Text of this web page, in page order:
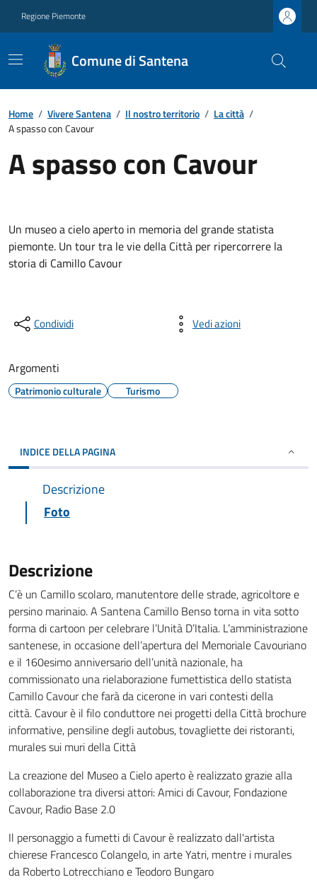
Regione Piemonte
Comune di Santena
Home / Vivere Santena / Il nostro territorio / La città /
A spasso con Cavour
A spasso con Cavour
Un museo a cielo aperto in memoria del grande statista
piemonte. Un tour tra le vie della Città per ripercorrere la
storia di Camillo Cavour
Condividi Vedi azioni
Argomenti
Patrimonio culturale Turismo
INDICE DELLA PAGINA
Descrizione
Foto
Descrizione
C’è un Camillo scolaro, manutentore delle strade, agricoltore e
persino marinaio. A Santena Camillo Benso torna in vita sotto
forma di cartoon per celebrare l’Unità D’Italia. L’amministrazione
santenese, in occasione dell’apertura del Memoriale Cavouriano
e il 160esimo anniversario dell’unità nazionale, ha
commissionato una rielaborazione fumettistica dello statista
Camillo Cavour che farà da cicerone in vari contesti della
città. Cavour è il filo conduttore nei progetti della Città brochure
informative, pensiline degli autobus, tovagliette dei ristoranti,
murales sui muri della Città
La creazione del Museo a Cielo aperto è realizzato grazie alla
collaborazione tra diversi attori: Amici di Cavour, Fondazione
Cavour, Radio Base 2.0
Il personaggio a fumetti di Cavour è realizzato dall'artista
chierese Francesco Colangelo, in arte Yatri, mentre i murales
da Roberto Lotrecchiano e Teodoro Bungaro